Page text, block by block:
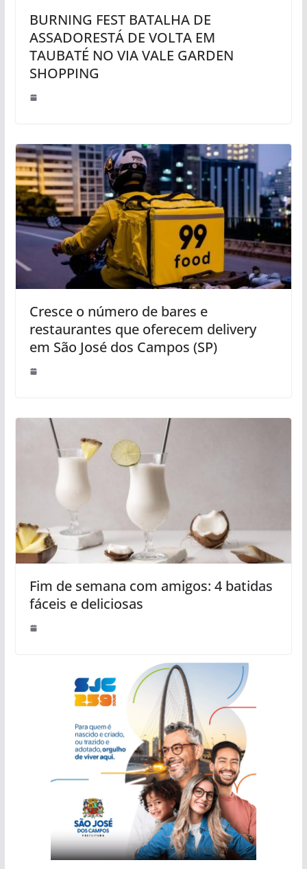
BURNING FEST BATALHA DE
ASSADORESTÁ DE VOLTA EM
TAUBATÉ NO VIA VALE GARDEN
SHOPPING
Cresce o número de bares e
restaurantes que oferecem delivery
em São José dos Campos (SP)
Fim de semana com amigos: 4 batidas
fáceis e deliciosas